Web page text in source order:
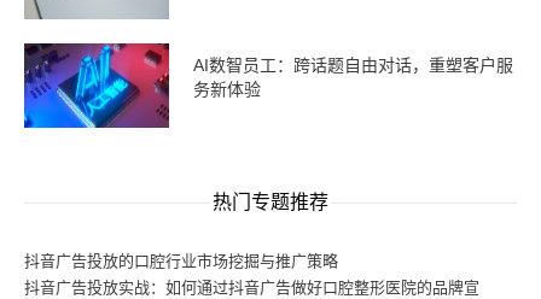
AI数智员工：跨话题自由对话，重塑客户服
务新体验
热门专题推荐
抖音广告投放的口腔行业市场挖掘与推广策略
抖音广告投放实战：如何通过抖音广告做好口腔整形医院的品牌宣